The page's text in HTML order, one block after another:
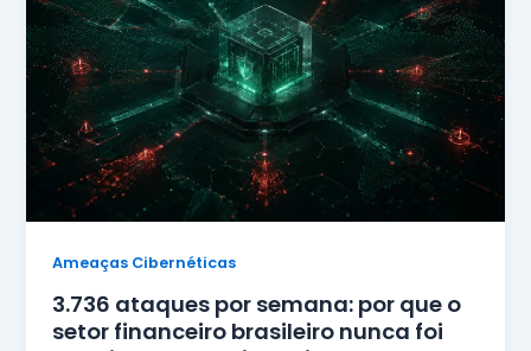
Ameaças Cibernéticas
3.736 ataques por semana: por que o
setor financeiro brasileiro nunca foi